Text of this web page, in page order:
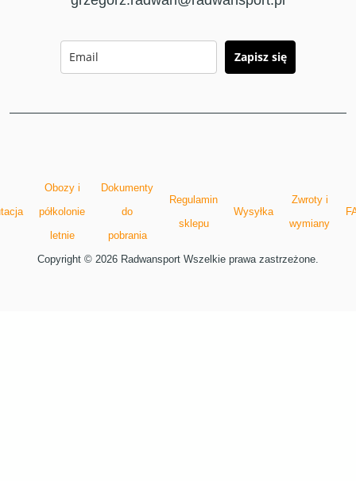
Zapisz się
Obozy i
półkolonie
letnie
Dokumenty
do
pobrania
Regulamin
sklepu
Wysyłka
Zwroty i
wymiany
Copyright © 2026 Radwansport Wszelkie prawa zastrzeżone.